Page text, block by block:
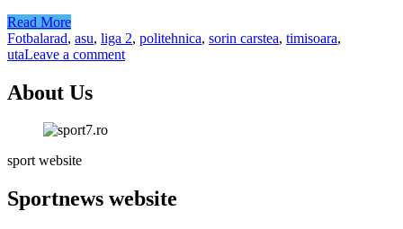
Read More
Fotbalarad, asu, liga 2, politehnica, sorin carstea, timisoara,
utaLeave a comment
About Us
sport website
Sportnews website